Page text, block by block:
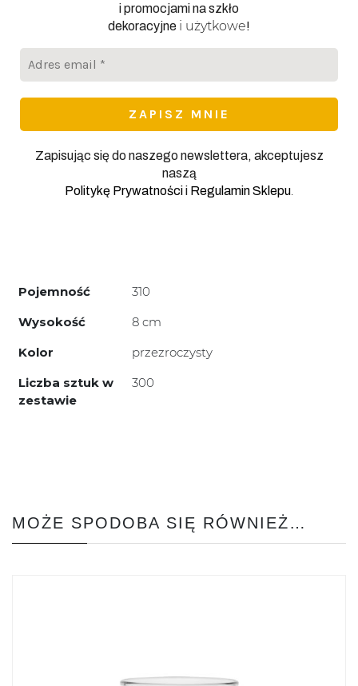
i promocjami na szkło
dekoracyjne i użytkowe!
Zapisując się do naszego newslettera, akceptujesz
naszą
Politykę Prywatnościi Regulamin Sklepu
Pojemność
310
Wysokość
8 cm
Kolor
przezroczysty
Liczba sztuk w
zestawie
300
MOŻE SPODOBA SIĘ RÓWNIEŻ…